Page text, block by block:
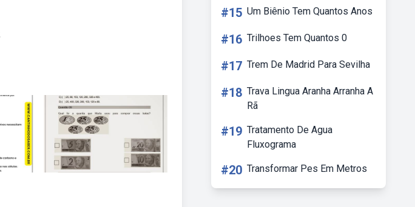
#15 Um Biênio Tem Quantos Anos
#16 Trilhoes Tem Quantos 0
#17 Trem De Madrid Para Sevilha
#18 Trava Lingua Aranha Arranha A
Rã
#19 Tratamento De Agua
Fluxograma
#20 Transformar Pes Em Metros